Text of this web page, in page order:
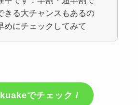
きる大チャンスもあるの
めにチェックしてみて
でチェック /